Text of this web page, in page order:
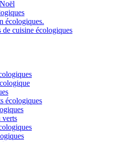
écologiques.
de cuisine écologiques
écologiques
verts